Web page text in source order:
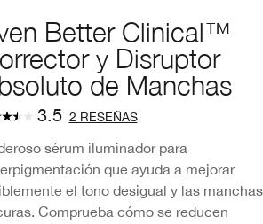
Better Clinical™
y Disruptor
de Manchas
3.5 2 RESEÑAS
sérum iluminador para
que ayuda a mejorar
el tono desigual y las manchas
Comprueba cómo se reducen